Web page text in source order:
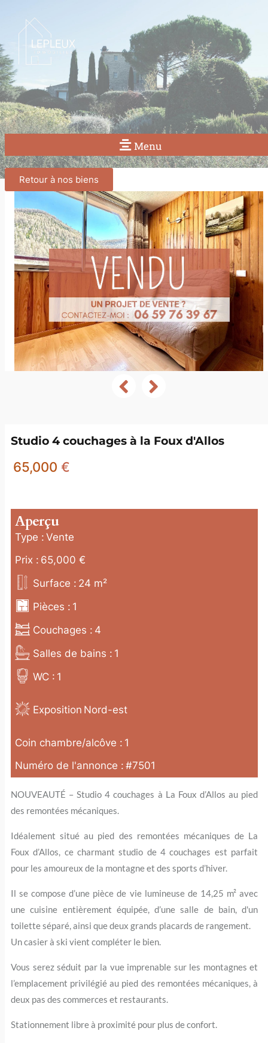
Menu
Retour à nos biens
Studio 4 couchages à la Foux d'Allos
65,000 €
Aperçu
Type : Vente
Prix : 65,000 €
Surface : 24 m²
Pièces : 1
Couchages : 4
Salles de bains : 1
WC : 1
Exposition Nord-est
Coin chambre/alcôve : 1
Numéro de l'annonce : #7501
NOUVEAUTÉ – Studio 4 couchages à La Foux d’Allos au pied
des remontées mécaniques.
Idéalement situé au pied des remontées mécaniques de La
Foux d’Allos, ce charmant studio de 4 couchages est parfait
pour les amoureux de la montagne et des sports d’hiver.
Il se compose d’une pièce de vie lumineuse de 14,25 m² avec
une cuisine entièrement équipée, d’une salle de bain, d'un
toilette séparé, ainsi que deux grands placards de rangement.
Un casier à ski vient compléter le bien.
Vous serez séduit par la vue imprenable sur les montagnes et
l’emplacement privilégié au pied des remontées mécaniques, à
deux pas des commerces et restaurants.
Stationnement libre à proximité pour plus de confort.